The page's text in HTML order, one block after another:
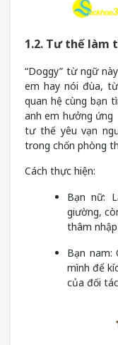
1.2. Tư thế làm
“Doggy” từ ngữ
em hay nói đùa,
quan hệ cùng bạn
anh em hưởng ứng
tư thế yêu vạn
trong chốn phòng
Cách thực hiện:
Bạn nữ:
giường,
thâm
Bạn nam:
mình để
của đối